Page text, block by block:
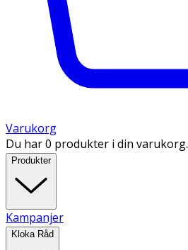
Varukorg
Du har 0 produkter i din varukorg.
Produkter
Kampanjer
Kloka Råd